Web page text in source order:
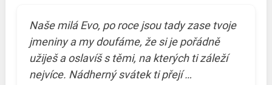
Naše milá Evo, po roce jsou tady zase tvoje
jmeniny a my doufáme, že si je pořádně
užiješ a oslavíš s těmi, na kterých ti záleží
nejvíce. Nádherný svátek ti přejí …